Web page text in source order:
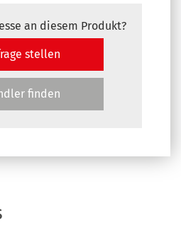
an diesem Produkt?
stellen
finden